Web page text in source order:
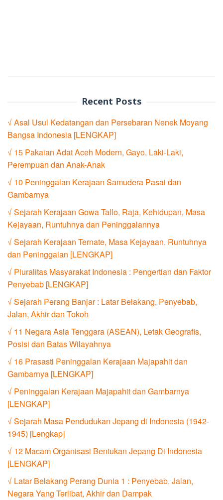
Recent Posts
√ Asal Usul Kedatangan dan Persebaran Nenek Moyang
Bangsa Indonesia [LENGKAP]
√ 15 Pakaian Adat Aceh Modern, Gayo, Laki-Laki,
Perempuan dan Anak-Anak
√ 10 Peninggalan Kerajaan Samudera Pasai dan
Gambarnya
√ Sejarah Kerajaan Gowa Tallo, Raja, Kehidupan, Masa
Kejayaan, Runtuhnya dan Peninggalannya
√ Sejarah Kerajaan Ternate, Masa Kejayaan, Runtuhnya
dan Peninggalan [LENGKAP]
√ Pluralitas Masyarakat Indonesia : Pengertian dan Faktor
Penyebab [LENGKAP]
√ Sejarah Perang Banjar : Latar Belakang, Penyebab,
Jalan, Akhir dan Tokoh
√ 11 Negara Asia Tenggara (ASEAN), Letak Geografis,
Posisi dan Batas Wilayahnya
√ 16 Prasasti Peninggalan Kerajaan Majapahit dan
Gambarnya [LENGKAP]
√ Peninggalan Kerajaan Majapahit dan Gambarnya
[LENGKAP]
√ Sejarah Masa Pendudukan Jepang di Indonesia (1942-
1945) [Lengkap]
√ 12 Macam Organisasi Bentukan Jepang Di Indonesia
[LENGKAP]
√ Latar Belakang Perang Dunia 1 : Penyebab, Jalan,
Negara Yang Terlibat, Akhir dan Dampak